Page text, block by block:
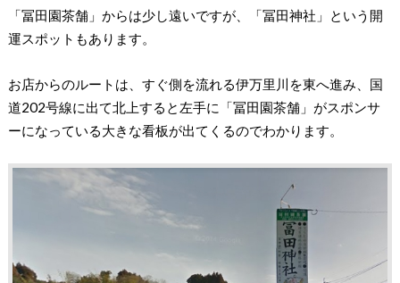
「冨田園茶舗」からは少し遠いですが、「冨田神社」という開
運スポットもあります。
お店からのルートは、すぐ側を流れる伊万里川を東へ進み、国
道202号線に出て北上すると左手に「冨田園茶舗」がスポンサ
ーになっている大きな看板が出てくるのでわかります。